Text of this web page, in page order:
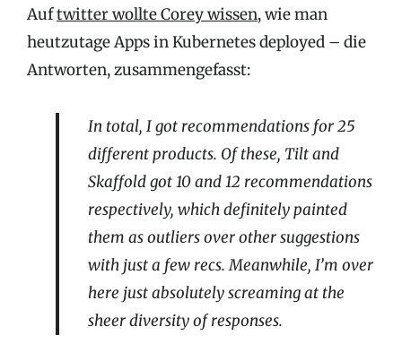
Auftwitter wollte Corey wissen, wie man
heutzutage Apps in Kubernetes deployed – die
Antworten, zusammengefasst:
In total, I got recommendations for 25
different products. Of these, Tilt and
Skaffold got 10 and 12 recommendations
respectively, which definitely painted
them as outliers over other suggestions
with just a few recs. Meanwhile, I’m over
here just absolutely screaming at the
sheer diversity of responses.